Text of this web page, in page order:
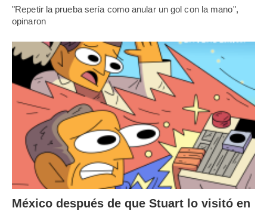
"Repetir la prueba sería como anular un gol con la mano",
opinaron
México después de que Stuart lo visitó en